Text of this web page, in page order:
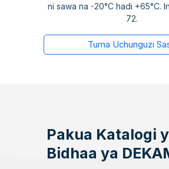
ni sawa na -20°C hadi +65°C.
72.
Tuma Uchunguzi
Pakua Katalogi
Bidhaa ya